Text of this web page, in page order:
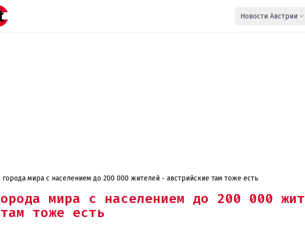
Новости Австрии
Самые крутые города мира с населением до 200 000 жителей - австрийские там тоже есть
мира с населением до 200 000
тоже есть